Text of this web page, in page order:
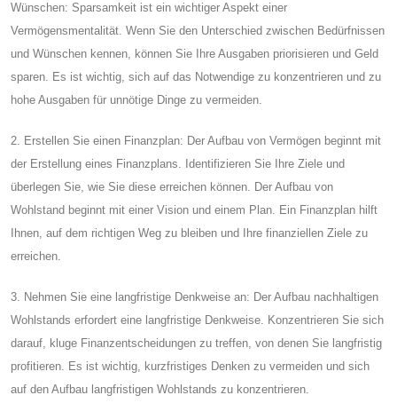
Wünschen: Sparsamkeit ist ein wichtiger Aspekt einer
Vermögensmentalität. Wenn Sie den Unterschied zwischen Bedürfnissen
und Wünschen kennen, können Sie Ihre Ausgaben priorisieren und Geld
sparen. Es ist wichtig, sich auf das Notwendige zu konzentrieren und zu
hohe Ausgaben für unnötige Dinge zu vermeiden.
2. Erstellen Sie einen Finanzplan: Der Aufbau von Vermögen beginnt mit
der Erstellung eines Finanzplans. Identifizieren Sie Ihre Ziele und
überlegen Sie, wie Sie diese erreichen können. Der Aufbau von
Wohlstand beginnt mit einer Vision und einem Plan. Ein Finanzplan hilft
Ihnen, auf dem richtigen Weg zu bleiben und Ihre finanziellen Ziele zu
erreichen.
3. Nehmen Sie eine langfristige Denkweise an: Der Aufbau nachhaltigen
Wohlstands erfordert eine langfristige Denkweise. Konzentrieren Sie sich
darauf, kluge Finanzentscheidungen zu treffen, von denen Sie langfristig
profitieren. Es ist wichtig, kurzfristiges Denken zu vermeiden und sich
auf den Aufbau langfristigen Wohlstands zu konzentrieren.